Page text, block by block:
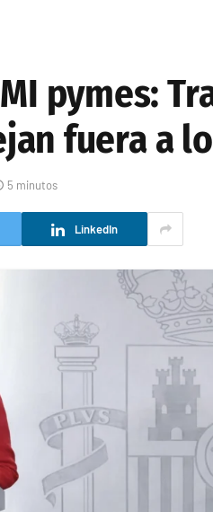
pymes:
fuera a
5 minutos
LinkedIn